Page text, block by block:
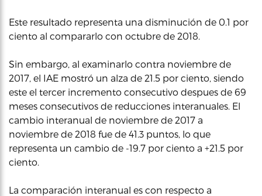
Este resultado representa una disminución de 0.1 por
ciento al compararlo con octubre de 2018.
Sin embargo, al examinarlo contra noviembre de
2017, el IAE mostró un alza de 21.5 por ciento, siendo
este el tercer incremento consecutivo despues de 69
meses consecutivos de reducciones interanuales. El
cambio interanual de noviembre de 2017 a
noviembre de 2018 fue de 41.3 puntos, lo que
representa un cambio de -19.7 por ciento a +21.5 por
ciento.
La comparación interanual es con respecto a